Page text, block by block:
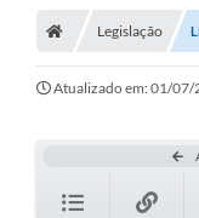
Transparência
Turismo
Legislação
Atualizado em: 01/07/